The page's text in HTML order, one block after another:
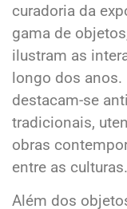
curadoria da
gama de
ilustram as
longo dos anos.
destacam-se
tradicionais,
obras
entre as culturas.
Além dos